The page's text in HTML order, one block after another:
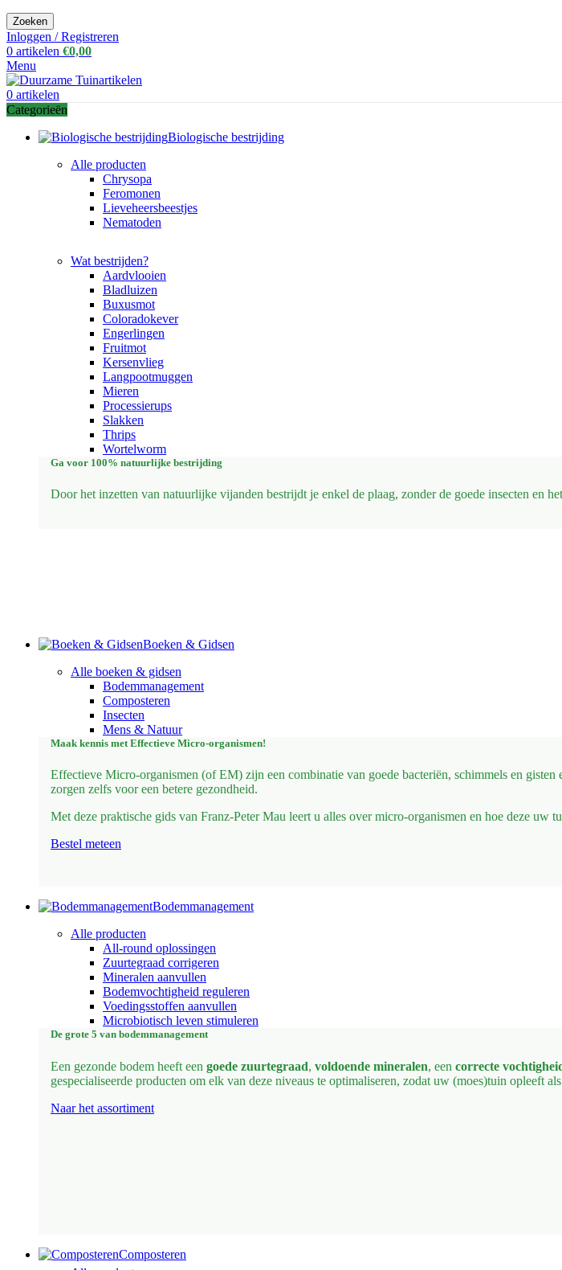
Zoeken
Inloggen / Registreren
0 artikelen €0,00
Menu
0 artikelen
Categorieën
Biologische bestrijding
Alle producten
Chrysopa
Feromonen
Lieveheersbeestjes
Nematoden
Wat bestrijden?
Aardvlooien
Bladluizen
Buxusmot
Coloradokever
Engerlingen
Fruitmot
Kersenvlieg
Langpootmuggen
Mieren
Processierups
Slakken
Thrips
Wortelworm
Ga voor 100% natuurlijke bestrijding
Door het inzetten van natuurlijke vijanden bestrijdt je enkel de plaag, zonder de goede insecten en
Boeken & Gidsen
Alle boeken & gidsen
Bodemmanagement
Composteren
Insecten
Mens & Natuur
Maak kennis met Effectieve Micro-organismen!
Effectieve Micro-organismen (of EM) zijn een combinatie van goede bacteriën, schimmels en
zorgen zelfs voor een betere gezondheid.
Met deze praktische gids van Franz-Peter Mau leert u alles over micro-organismen en hoe deze uw
Bestel meteen
Bodemmanagement
Alle producten
All-round oplossingen
Zuurtegraad corrigeren
Mineralen aanvullen
Bodemvochtigheid reguleren
Voedingsstoffen aanvullen
Microbiotisch leven stimuleren
De grote 5 van bodemmanagement
Een gezonde bodem heeft een goede zuurtegraad, voldoende mineralen, een correcte
gespecialiseerde producten om elk van deze niveaus te optimaliseren, zodat uw (moes)tuin opleeft
Naar het assortiment
Composteren